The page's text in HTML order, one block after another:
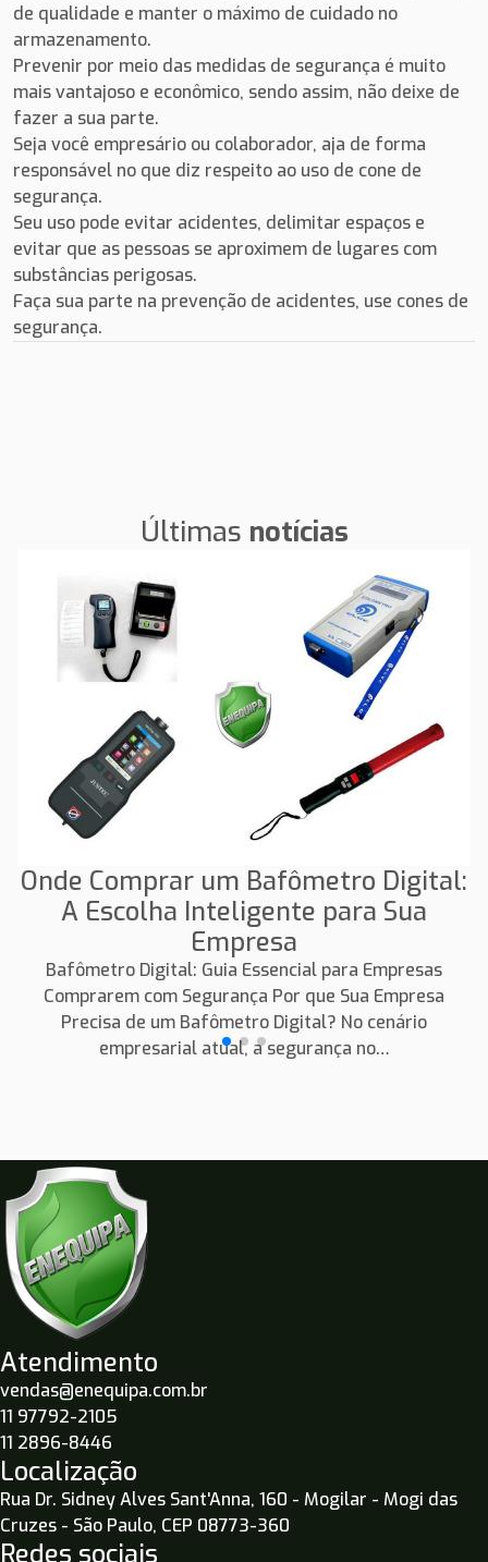
de qualidade e manter o máximo de cuidado no
armazenamento.
Prevenir por meio das medidas de segurança é muito
mais vantajoso e econômico, sendo assim, não deixe de
fazer a sua parte.
Seja você empresário ou colaborador, aja de forma
responsável no que diz respeito ao uso de cone de
segurança.
Seu uso pode evitar acidentes, delimitar espaços e
evitar que as pessoas se aproximem de lugares com
substâncias perigosas.
Faça sua parte na prevenção de acidentes, use cones de
segurança.
Últimas notícias
Onde Comprar um Bafômetro Digital:
A Escolha Inteligente para Sua
Empresa
Bafômetro Digital: Guia Essencial para Empresas
Comprarem com Segurança Por que Sua Empresa
Precisa de um Bafômetro Digital? No cenário
empresarial atual, a segurança no…
Atendimento
vendas@enequipa.com.br
11 97792-2105
11 2896-8446
Localização
Rua Dr. Sidney Alves Sant'Anna, 160 - Mogilar - Mogi das
Cruzes - São Paulo, CEP 08773-360
Redes sociais